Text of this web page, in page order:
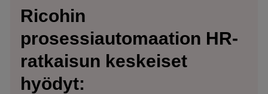
Ricohin
prosessiautomaation HR-
ratkaisun keskeiset
hyödyt: